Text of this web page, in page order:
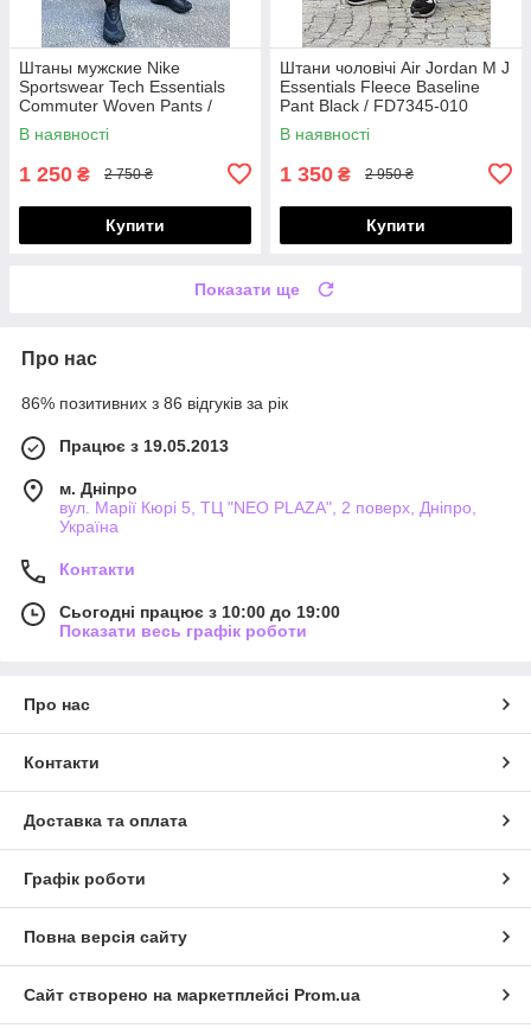
Штаны мужские Nike
Sportswear Tech Essentials
Commuter Woven Pants /
DH4225-010
В наявності
1 250 ₴ 2 750 ₴
Купити
Штани чоловічі Air Jordan M J
Essentials Fleece Baseline
Pant Black / FD7345-010
В наявності
1 350 ₴ 2 950 ₴
Купити
Показати ще
Про нас
86% позитивних з 86 відгуків за рік
Працює з 19.05.2013
м. Дніпро
вул. Марії Кюрі 5, ТЦ "NEO PLAZA", 2 поверх, Дніпро,
Україна
Контакти
Сьогодні працює з 10:00 до 19:00
Показати весь графік роботи
Про нас
Контакти
Доставка та оплата
Графік роботи
Повна версія сайту
Сайт створено на маркетплейсі Prom.ua